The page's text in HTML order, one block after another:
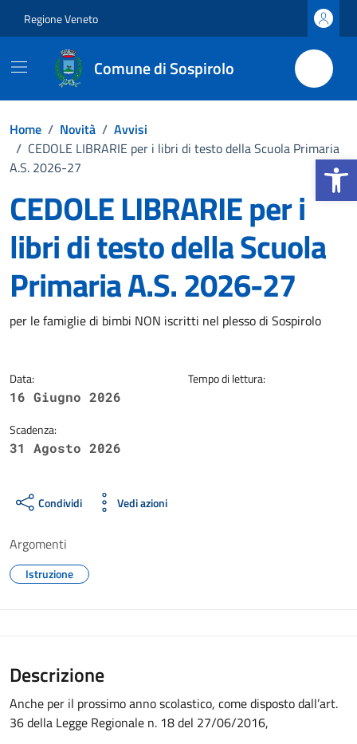
Apri la
Regione Veneto
Comune di Sospirolo
Home / Novità / Avvisi
/ CEDOLE LIBRARIE per i libri di testo della Scuola Primaria
A.S. 2026-27
CEDOLE LIBRARIE per i
libri di testo della Scuola
Primaria A.S. 2026-27
Dettagli della notizia
per le famiglie di bimbi NON iscritti nel plesso di Sospirolo
Data:
16 Giugno 2026
Scadenza:
31 Agosto 2026
Tempo di lettura:
Condividi Vedi azioni
Argomenti
Istruzione
Descrizione
Anche per il prossimo anno scolastico, come disposto dall’art.
36 della Legge Regionale n. 18 del 27/06/2016,